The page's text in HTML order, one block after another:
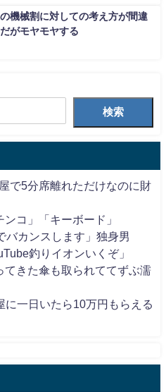
機械割に対しての考え方が間違
がモヤモヤする
検索
で5分席離れただけなのに財
コ」「キーボード」
バカンスします」独身男
釣りイオンいくぞ」
てきた傘も取られててずぶ濡
に一日いたら10万円もらえる